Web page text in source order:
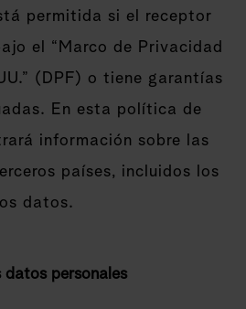
permitida si el receptor
el “Marco de Privacidad
(DPF) o tiene garantías
En esta política de
información sobre las
países, incluidos los
datos.
datos personales